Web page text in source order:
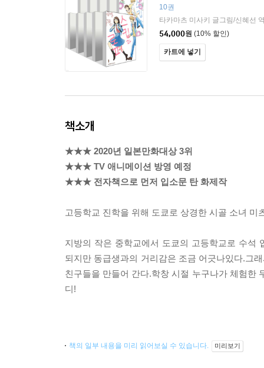
10권
타카마츠 미사키 글그림/신혜선
54,000원 (10% 할인)
카트에 넣기
책소개
★★★ 2020년 일본만화대상 3위
★★★ TV 애니메이션 방영 예정
★★★ 전자책으로 먼저 입소문 탄 화제작
고등학교 진학을 위해 도쿄로 상경한 시골 소녀
지방의 작은 중학교에서 도쿄의 고등학교로 수석
되지만 동급생과의 거리감은 조금 어긋나있다.그
친구들을 만들어 간다.학창 시절 누구나가 체험한
디!
책의 일부 내용을 미리 읽어보실 수 있습니다. 미리보기